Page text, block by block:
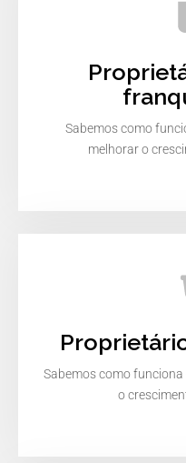
Sabemos como
melhorar o
Sabemos como
o